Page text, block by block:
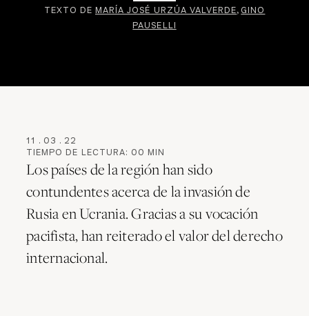
TEXTO DE MARÍA JOSÉ URZÚA VALVERDE GINO
PAUSELLI
11 . 03 . 22
TIEMPO DE LECTURA: 00 MIN
Los países de la región han sido
contundentes acerca de la invasión de
Rusia en Ucrania. Gracias a su vocación
pacifista, han reiterado el valor del derecho
internacional.